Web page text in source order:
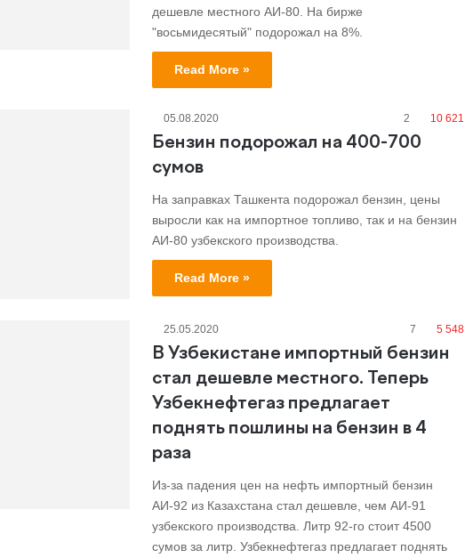
дешевле местного АИ-80. На бирже
"восьмидесятый" подорожал на 8%.
Read More »
05.08.2020 2 10 621
Бензин подорожал на 400-700
сумов
На заправках Ташкента подорожал бензин, цены
выросли как на импортное топливо, так и на бензин
АИ-80 узбекского производства.
Read More »
25.05.2020 7 5 548
В Узбекистане импортный бензин
стал дешевле местного. Теперь
Узбекнефтегаз предлагает
поднять пошлины на бензин в 4
раза
Из-за падения цен на нефть импортный бензин
АИ-92 из Казахстана стал дешевле, чем АИ-91
узбекского производства. Литр 92-го стоит 4500
сумов за литр. Узбекнефтегаз предлагает поднять